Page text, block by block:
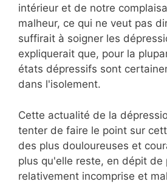
intérieur et de notre
malheur, ce qui ne veut pas
suffirait à soigner les
expliquerait que, pour la
états dépressifs sont
dans l'isolement.
Cette actualité de la
tenter de faire le point sur
des plus douloureuses et
plus qu'elle reste, en dépit de
relativement incomprise et